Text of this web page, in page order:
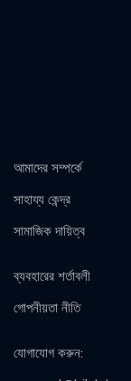
আমাদের সম্পর্কে
সাহায্য কেন্দ্র
সামাজিক দায়িত্ব
ব্যবহারের শর্তাবলী
গোপনীয়তা নীতি
যোগাযোগ করুন: